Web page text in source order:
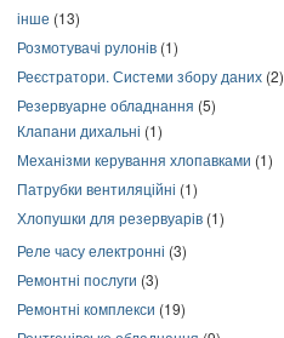
інше (13)
Розмотувачі рулонів (1)
Реєстратори. Системи збору даних (2)
Резервуарне обладнання (5)
Клапани дихальні (1)
Механізми керування хлопавками (1)
Патрубки вентиляційні (1)
Хлопушки для резервуарів (1)
Реле часу електронні (3)
Ремонтні послуги (3)
Ремонтні комплекси (19)